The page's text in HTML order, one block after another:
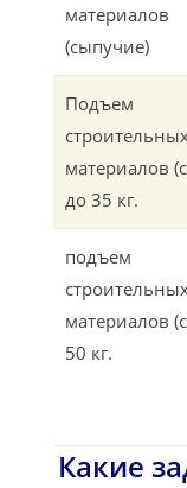
материалов
(сыпучие)
Подъем
материалов
до 35 кг.
подъем
материалов
50 кг.
Какие